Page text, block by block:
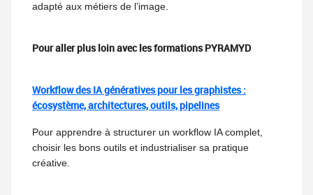
adapté aux métiers de l’image.
Pour aller plus loin avec les formations PYRAMYD
Workflow des IA génératives pour les graphistes :
écosystème, architectures, outils, pipelines
Pour apprendre à structurer un workflow IA complet,
choisir les bons outils et industrialiser sa pratique
créative.